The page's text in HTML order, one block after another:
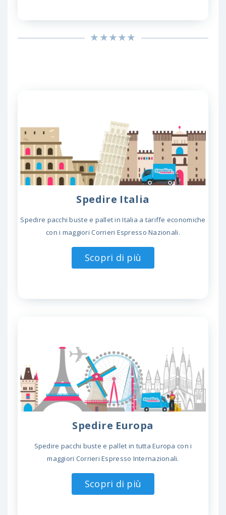
Spedire Italia
Spedire pacchi buste e pallet in Italia a tariffe economiche
con i maggiori Corrieri Espresso Nazionali.
Scopri di più
Spedire Europa
Spedire pacchi buste e pallet in tutta Europa con i
maggiori Corrieri Espresso Internazionali.
Scopri di più